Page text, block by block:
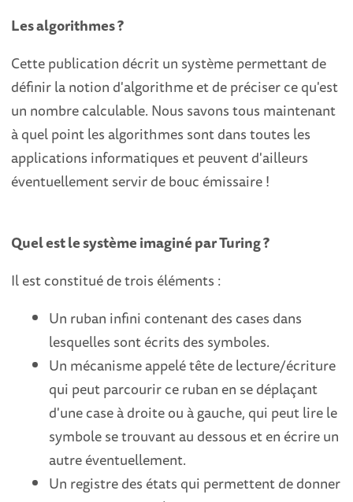
Les algorithmes ?
Cette publication décrit un système permettant de
définir la notion d'algorithme et de préciser ce qu'est
un nombre calculable. Nous savons tous maintenant
à quel point les algorithmes sont dans toutes les
applications informatiques et peuvent d'ailleurs
éventuellement servir de bouc émissaire !
Quel est le système imaginé par Turing ?
Il est constitué de trois éléments :
Un ruban infini contenant des cases dans
lesquelles sont écrits des symboles.
Un mécanisme appelé tête de lecture/écriture
qui peut parcourir ce ruban en se déplaçant
d'une case à droite ou à gauche, qui peut lire le
symbole se trouvant au dessous et en écrire un
autre éventuellement.
Un registre des états qui permettent de donner